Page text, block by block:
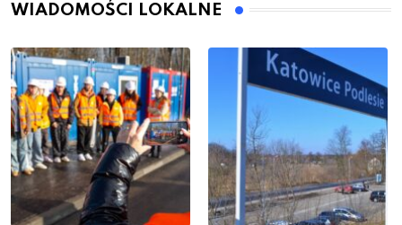
WIADOMOŚCI LOKALNE